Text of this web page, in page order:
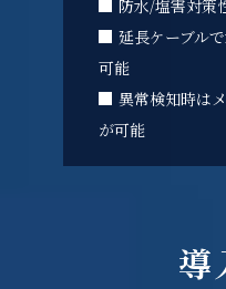
防水/塩害対策
延長ケーブル
可能
異常検知時は
が可能
導